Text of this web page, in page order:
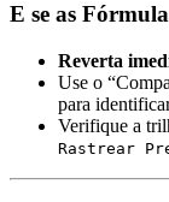
E se as
Reverta
Use o
para
Verifique a
Rastrear